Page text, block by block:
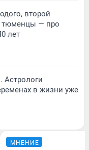
второй
тюменцы — про
лет
Астрологи
в жизни уже
МНЕНИЕ